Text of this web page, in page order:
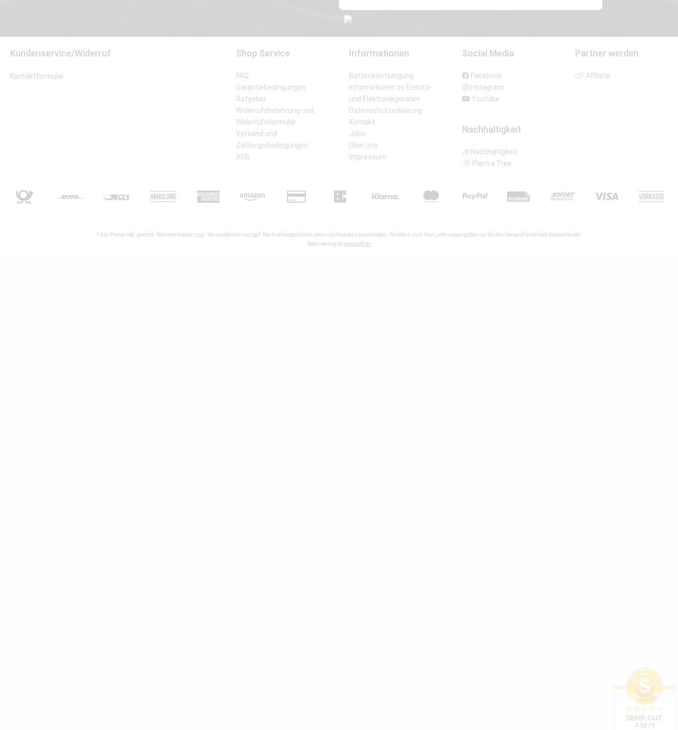
Kundenservice/Widerruf
Kontaktformular
Shop Service
FAQ
Garantiebedingungen
Ratgeber
Widerrufsbelehrung und
Widerrufsformular
Versand und
Zahlungsbedingungen
AGB
Informationen
Batterieentsorgung
Informationen zu Elektro-
und Elektronikgeräten
Datenschutzerklärung
Kontakt
Jobs
Über uns
Impressum
Social Media
Facebook
Instagram
Youtube
Nachhaltigkeit
Nachhaltigkeit
Plant a Tree
Partner werden
Affiliate
* Alle Preise inkl. gesetzl. Mehrwertsteuer zzgl. Versandkosten und ggf. Nachnahmegebühren, wenn nicht anders beschrieben. Pünktlich zum Fest Lieferungen gelten nur für den Versand innerhalb Deutschlands.
Realisierung by sewisoft.de
SEHR GUT
4.92 / 5